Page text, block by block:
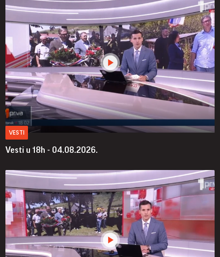
VESTI
Vesti u 18h - 04.08.2026.